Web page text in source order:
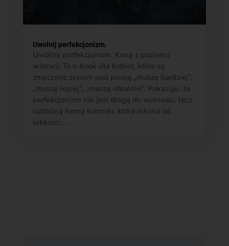
Uwolnij perfekcjonizm.
Uwolnij perfekcjonizm. Kreuj z poziomu
wibracji To e-book dla kobiet, które są
zmęczone życiem pod presją „muszę bardziej”,
„muszę lepiej”, „muszę idealnie”. Pokazuje, że
perfekcjonizm nie jest drogą do wolności, lecz
subtelną formą kontroli, która odcina od
lekkości,...